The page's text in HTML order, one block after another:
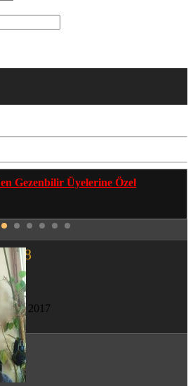
Grupları'na Katılmak İçin
14 Şub 2017